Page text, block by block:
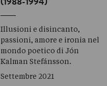
(1988-1994)
Illusioni e disincanto,
passioni, amore e ironia nel
mondo poetico di Jón
Kalman Stefánsson.
Settembre 2021